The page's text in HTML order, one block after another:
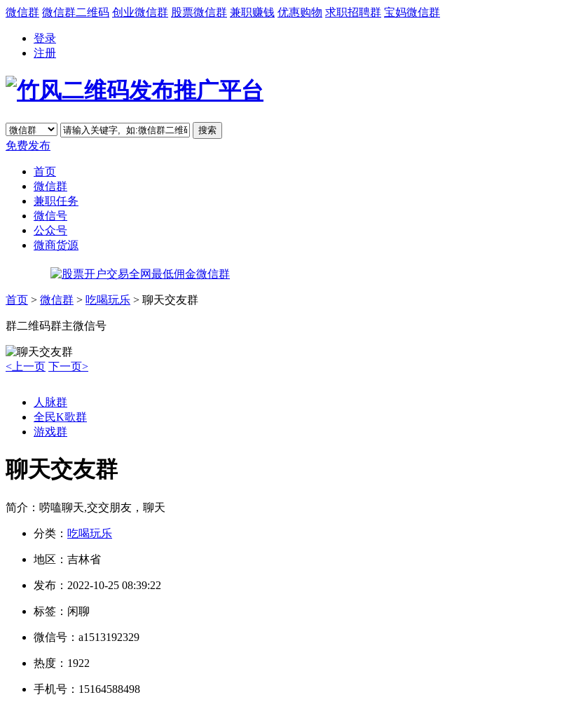
微信群 微信群二维码 创业微信群 股票微信群 兼职赚钱 优惠购物 求职招聘群 宝妈微信群
登录
注册
免费发布
首页
微信群
兼职任务
微信号
公众号
微商货源
首页 > 微信群 > 吃喝玩乐 > 聊天交友群
群二维码群主微信号
<上一页 下一页>
人脉群
全民K歌群
游戏群
聊天交友群
简介： 唠嗑聊天,交交朋友，聊天
分类： 吃喝玩乐
地区： 吉林省
发布： 2022-10-25 08:39:22
标签： 闲聊
微信号： a1513192329
热度： 1922
手机号： 15164588498